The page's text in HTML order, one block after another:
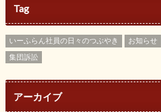
Tag
いーふらん社員の日々のつぶやき お知らせ
集団訴訟
アーカイブ